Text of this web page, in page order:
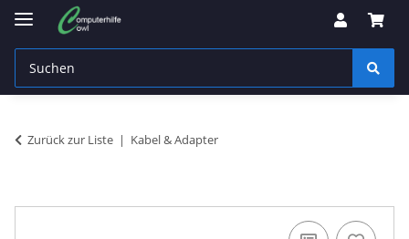
Zurück zur Liste Kabel & Adapter